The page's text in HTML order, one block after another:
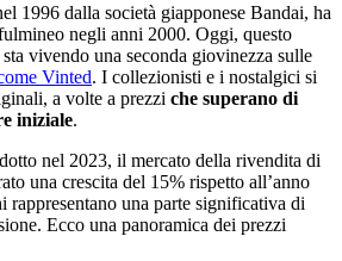
1996 dalla società giapponese Bandai, ha
negli anni 2000. Oggi, questo
vivendo una seconda giovinezza sulle
Vinted. I collezionisti e i nostalgici si
a volte a prezzi che superano di
iniziale.
nel 2023, il mercato della rivendita di
una crescita del 15% rispetto all’anno
rappresentano una parte significativa di
Ecco una panoramica dei prezzi